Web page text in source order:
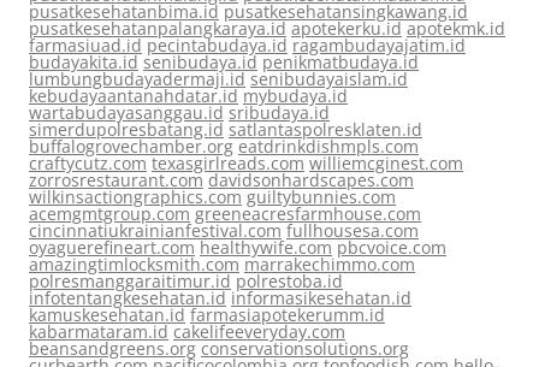
pusatkesehatanbima.id pusatkesehatansingkawang.id
pusatkesehatanpalangkaraya.id apotekerku.id apotekmk.id
farmasiuad.id pecintabudaya.id ragambudayajatim.id
budayakita.id senibudaya.id penikmatbudaya.id
lumbungbudayadermaji.id senibudayaislam.id
kebudayaantanahdatar.id mybudaya.id
wartabudayasanggau.id sribudaya.id
simerdupolresbatang.id satlantaspolresklaten.id
buffalogrovechamber.org eatdrinkdishmpls.com
craftycutz.com texasgirlreads.com williemcginest.com
zorrosrestaurant.com davidsonhardscapes.com
wilkinsactiongraphics.com guiltybunnies.com
acemgmtgroup.com greeneacresfarmhouse.com
cincinnatiukrainianfestival.com fullhousesa.com
oyaguerefineart.com healthywife.com pbcvoice.com
amazingtimlocksmith.com marrakechimmo.com
polresmanggaraitimur.id polrestoba.id
infotentangkesehatan.id informasikesehatan.id
kamuskesehatan.id farmasiapotekerumm.id
kabarmataram.id cakelifeeveryday.com
beansandgreens.org conservationsolutions.org